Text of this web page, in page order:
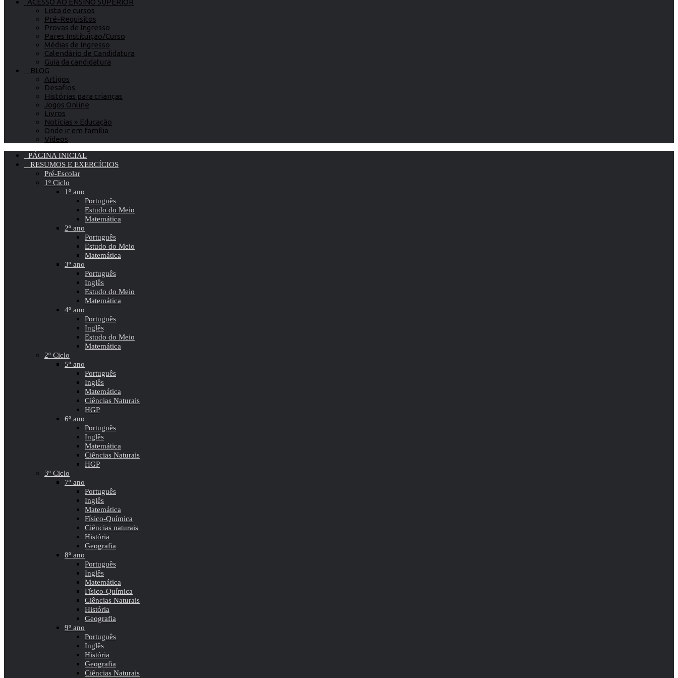
ACESSO AO ENSINO SUPERIOR
Lista de cursos
Pré-Requisitos
Provas de Ingresso
Pares Instituição/Curso
Médias de Ingresso
Calendário de Candidatura
Guia da candidatura
BLOG
Artigos
Desafios
Histórias para crianças
Jogos Online
Livros
Notícias » Educação
Onde ir em família
Vídeos
PÁGINA INICIAL
RESUMOS E EXERCÍCIOS
Pré-Escolar
1º Ciclo
1º ano
Português
Estudo do Meio
Matemática
2º ano
Português
Estudo do Meio
Matemática
3º ano
Português
Inglês
Estudo do Meio
Matemática
4º ano
Português
Inglês
Estudo do Meio
Matemática
2º Ciclo
5º ano
Português
Inglês
Matemática
Ciências Naturais
HGP
6º ano
Português
Inglês
Matemática
Ciências Naturais
HGP
3º Ciclo
7º ano
Português
Inglês
Matemática
Físico-Química
Ciências naturais
História
Geografia
8º ano
Português
Inglês
Matemática
Físico-Química
Ciências Naturais
História
Geografia
9º ano
Português
Inglês
História
Geografia
Ciências Naturais